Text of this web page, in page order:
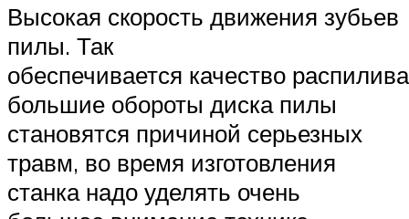
Высокая скорость движения зубьев
пилы. Так
обеспечивается качество
большие обороты диска пилы
становятся причиной серьезных
травм, во время изготовления
станка надо уделять очень